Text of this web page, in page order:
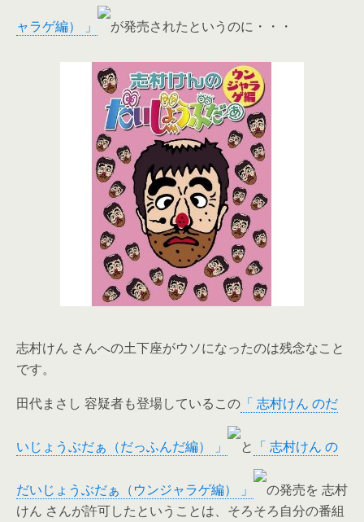
ャラゲ編） 」 が発売されたというのに・・・
志村けん さんへの土下座がウソになったのは残念なこと
です。
田代まさし 容疑者も登場しているこの 「 志村けん のだ
いじょうぶだぁ（だっふんだ編） 」 と 「 志村けん の
だいじょうぶだぁ（ウンジャラゲ編） 」
の発売を 志村
けん さんが許可したということは、そろそろ自分の番組